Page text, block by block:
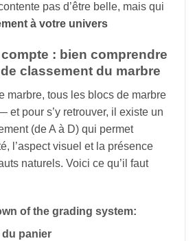
pas d’être belle, mais qui
à votre univers
: bien comprendre
classement du marbre
marbre, tous les blocs de marbre
et pour s’y retrouver, il existe un
(de A à D) qui permet
l’aspect visuel et la présence
naturels. Voici ce qu’il faut
of the grading system:
du panier